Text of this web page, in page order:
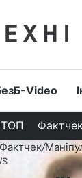
Video
Фактчек/